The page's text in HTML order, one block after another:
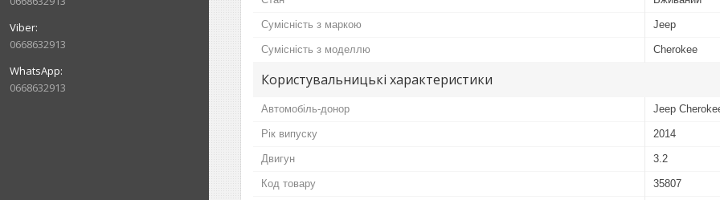
0668632913
0668632913
Сумісність з маркою Jeep
Сумісність з моделлю Cherokee
Користувальницькі характеристики
Автомобіль-донор Jeep
Рік випуску 2014
Двигун 3.2
Код товару 35807